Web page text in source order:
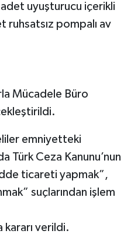
uyuşturucu içerikli
ruhsatsız pompalı av
Mücadele Büro
emniyetteki
Türk Ceza Kanunu’nun
ticareti yapmak”,
suçlarından işlem
kararı verildi.